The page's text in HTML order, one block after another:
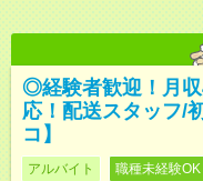
◎経験者歓迎！月
応！配送スタッフ/
コ】
アルバイト 職種未経験OK